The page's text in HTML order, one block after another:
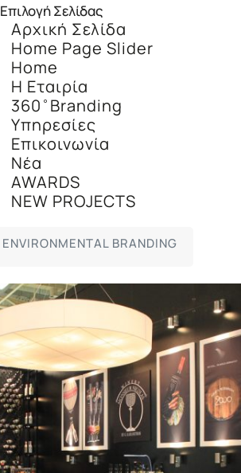
Επιλογή Σελίδας
Αρχική Σελίδα
Home Page Slider
Home
Η Εταιρία
360 ̊ Branding
Υπηρεσίες
Επικοινωνία
Νέα
AWARDS
NEW PROJECTS
ENVIRONMENTAL BRANDING